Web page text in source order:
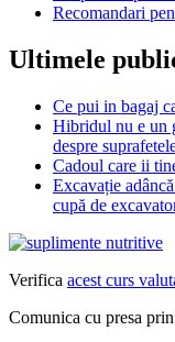
Recomandari
Ultimele
Ce pui in bagaj
Hibridul nu e un
despre
Cadoul care ii
Excavație
cupă de
Verifica acest curs
Comunica cu presa prin